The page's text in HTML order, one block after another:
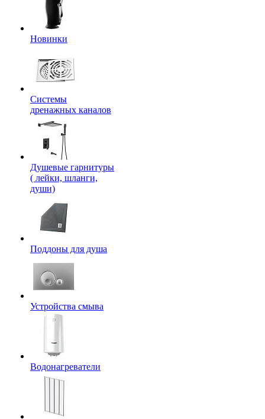
Новинки
Системы
дренажных каналов
Душевые гарнитуры
( лейки, шланги,
души)
Поддоны для душа
Устройства смыва
Водонагреватели